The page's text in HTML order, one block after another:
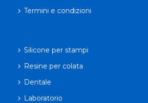
Termini e condizioni
Silicone per stampi
Resine per colata
Dentale
Laboratorio